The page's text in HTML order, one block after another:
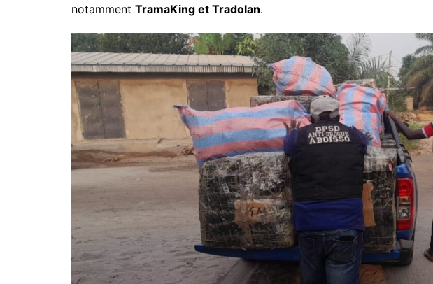
notamment TramaKing et Tradolan.